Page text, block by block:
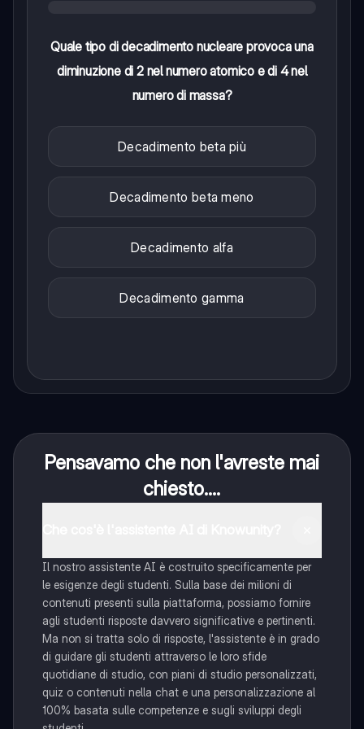
Quale tipo di decadimento nucleare provoca una
diminuzione di 2 nel numero atomico e di 4 nel
numero di massa?
Decadimento beta più
Decadimento beta meno
Decadimento alfa
Decadimento gamma
Pensavamo che non l'avreste mai
chiesto....
Il nostro assistente AI è costruito specificamente per
le esigenze degli studenti. Sulla base dei milioni di
contenuti presenti sulla piattaforma, possiamo fornire
agli studenti risposte davvero significative e pertinenti.
Ma non si tratta solo di risposte, l'assistente è in grado
di guidare gli studenti attraverso le loro sfide
quotidiane di studio, con piani di studio personalizzati,
quiz o contenuti nella chat e una personalizzazione al
100% basata sulle competenze e sugli sviluppi degli